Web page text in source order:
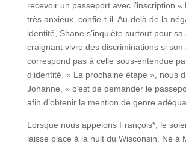
recevoir un passeport avec l’inscription «
très anxieux, confie-t-il. Au-delà de la
identité, Shane s’inquiète surtout pour sa
craignant vivre des discriminations si son
correspond pas à celle sous-entendue
d’identité. « La prochaine étape », nous
Johanne, « c’est de demander le
afin d’obtenir la mention de genre
Lorsque nous appelons François*, le
laisse place à la nuit du Wisconsin. Né à